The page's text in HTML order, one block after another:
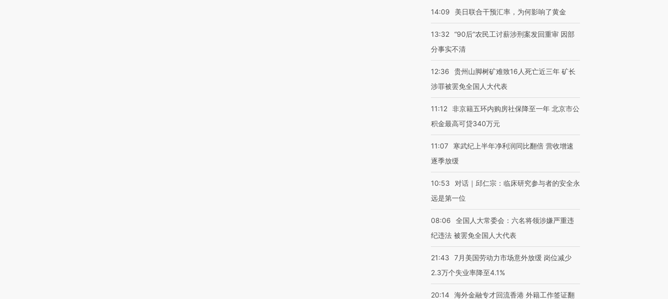
14:09 美日联合干预汇率，为何影响了黄金
13:32 “90后”农民工讨薪涉刑案发回重审 因部
分事实不清
12:36
贵州山脚树矿难致16人死亡近三年 矿长
涉罪被罢免全国人大代表
11:12 非京籍五环内购房社保降至一年 北京市公
积金最高可贷340万元
11:07
寒武纪上半年净利润同比翻倍 营收增速
逐季放缓
10:53
对话｜邱仁宗：临床研究参与者的安全永
远是第一位
08:06
全国人大常委会：六名将领涉嫌严重违
纪违法 被罢免全国人大代表
21:43
7月美国劳动力市场意外放缓 岗位减少
2.3万个失业率降至4.1%
20:14 海外金融专才回流香港 外籍工作签证翻